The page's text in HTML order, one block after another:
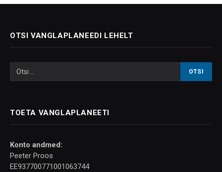
OTSI VANGLAPLANEEDI LEHELT
TOETA VANGLAPLANEETI
Konto andmed:
Peeter Proos
EE937700771001063744